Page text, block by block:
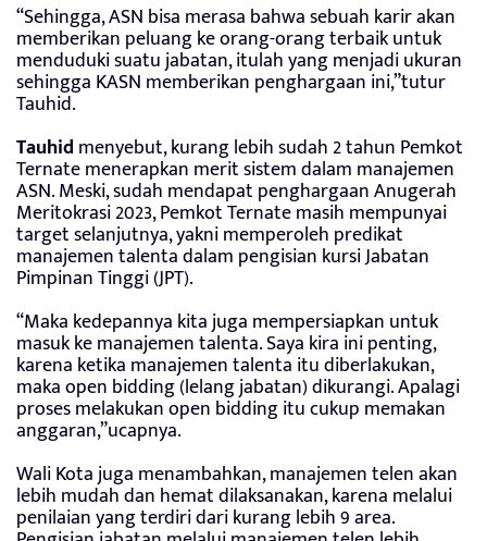
“Sehingga, ASN bisa merasa bahwa sebuah karir akan
memberikan peluang ke orang-orang terbaik untuk
menduduki suatu jabatan, itulah yang menjadi ukuran
sehingga KASN memberikan penghargaan ini,”tutur
Tauhid.
Tauhid menyebut, kurang lebih sudah 2 tahun Pemkot
Ternate menerapkan merit sistem dalam manajemen
ASN. Meski, sudah mendapat penghargaan Anugerah
Meritokrasi 2023, Pemkot Ternate masih mempunyai
target selanjutnya, yakni memperoleh predikat
manajemen talenta dalam pengisian kursi Jabatan
Pimpinan Tinggi (JPT).
“Maka kedepannya kita juga mempersiapkan untuk
masuk ke manajemen talenta. Saya kira ini penting,
karena ketika manajemen talenta itu diberlakukan,
maka open bidding (lelang jabatan) dikurangi. Apalagi
proses melakukan open bidding itu cukup memakan
anggaran,”ucapnya.
Wali Kota juga menambahkan, manajemen telen akan
lebih mudah dan hemat dilaksanakan, karena melalui
penilaian yang terdiri dari kurang lebih 9 area.